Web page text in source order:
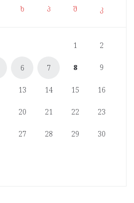
ხ პ შ კ
1 2
6 7 8 9
13 14 15 16
20 21 22 23
27 28 29 30